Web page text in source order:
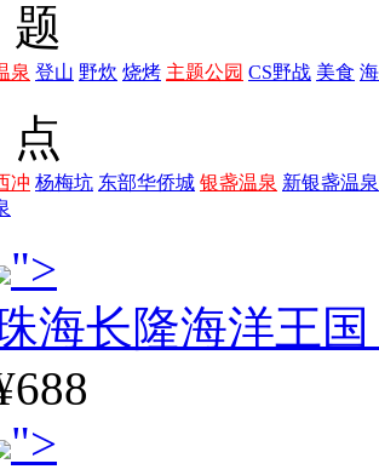
泉 登山 野炊 烧烤 主题公园 CS野战 美食
冲 杨梅坑 东部华侨城 银盏温泉 新银盏温泉
">
海长隆海洋王
">